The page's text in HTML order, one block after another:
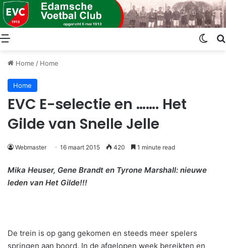
Menu
Home / Home
Home
EVC E-selectie en ……. Het
Gilde van Snelle Jelle
Webmaster 16 maart 2015 420 1 minute read
Mika Heuser, Gene Brandt en Tyrone Marshall: nieuwe
leden van Het Gilde!!!
De trein is op gang gekomen en steeds meer spelers
springen aan boord. In de afgelopen week bereikten en